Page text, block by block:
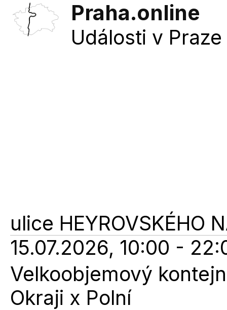
Praha.online
Události v
ulice HEYROVSKÉHO
15.07.2026, 10:00 -
Velkoobjemový
Okraji x Polní